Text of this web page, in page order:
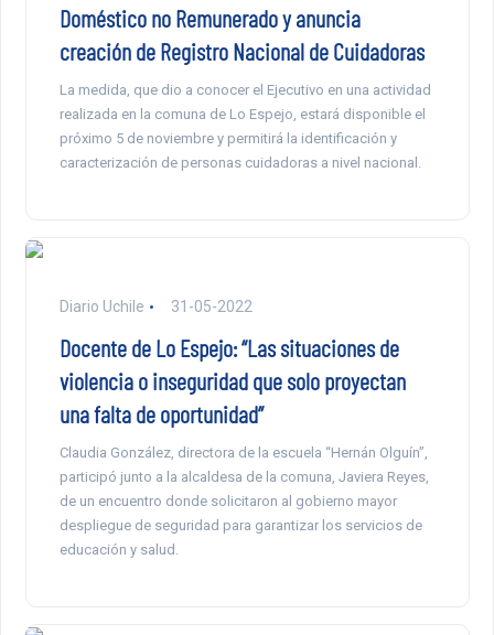
Doméstico no Remunerado y anuncia
creación de Registro Nacional de Cuidadoras
La medida, que dio a conocer el Ejecutivo en una actividad
realizada en la comuna de Lo Espejo, estará disponible el
próximo 5 de noviembre y permitirá la identificación y
caracterización de personas cuidadoras a nivel nacional.
Diario Uchile 31-05-2022
Docente de Lo Espejo: “Las situaciones de
violencia o inseguridad que solo proyectan
una falta de oportunidad”
Claudia González, directora de la escuela “Hernán Olguín”,
participó junto a la alcaldesa de la comuna, Javiera Reyes,
de un encuentro donde solicitaron al gobierno mayor
despliegue de seguridad para garantizar los servicios de
educación y salud.